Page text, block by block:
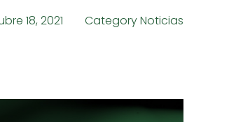
18, 2021 CategoryNoticias